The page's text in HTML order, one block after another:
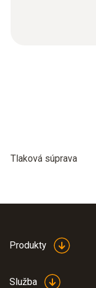
Tlaková súprava
Produkty
Služba